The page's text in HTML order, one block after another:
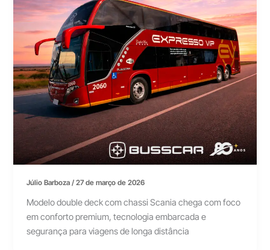
Júlio Barboza/27 de março de 2026
Modelo double deck com chassi Scania chega com foco
em conforto premium, tecnologia embarcada e
segurança para viagens de longa distância